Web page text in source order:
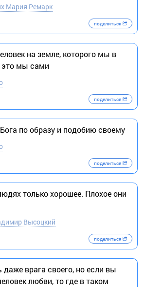
Мария Ремарк
поделиться
на земле, которого мы в
это мы сами
поделиться
по образу и подобию своему
поделиться
только хорошее. Плохое они
Высоцкий
поделиться
врага своего, но если вы
любви, то где в таком